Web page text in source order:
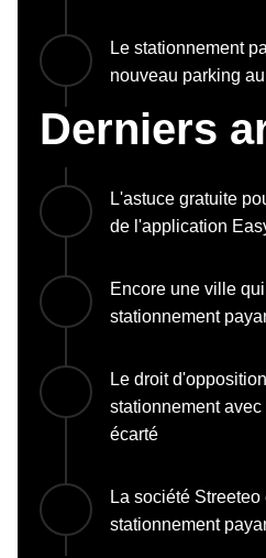
Le stationnement
nouveau parking
Derniers
L'astuce gratuite
de l'application
Encore une ville
stationnement
Le droit
stationnement
écarté
La société
stationnement